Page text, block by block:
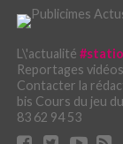
L\'actualité
Reportages
Contacter la
bis Cours du jeu
83 62 94 53